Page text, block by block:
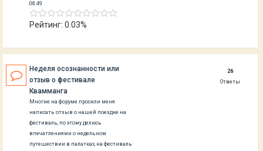
08:49
Рейтинг: 0.03%
Неделя осознанности или
отзыв о фестивале
Квамманга
Многие на форуме просили меня
написать отзыв о нашей поездке на
фестиваль, по этому делюсь
впечатлениями о недельном
путешествии в палатках, на фестиваль
26
Ответы